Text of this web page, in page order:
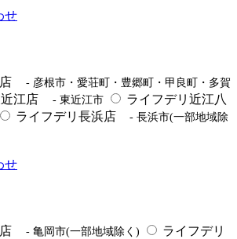
せ
- 彦根市・愛荘町・豊郷町・甲良町・多賀
江店 - 東近江市
ライフデリ近江八
ライフデリ長浜店
- 長浜市(一部地域除
せ
- 亀岡市(一部地域除く)
ライフデリ